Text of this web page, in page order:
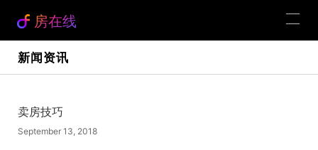
房在线
新闻资讯
卖房技巧
September 13, 2018